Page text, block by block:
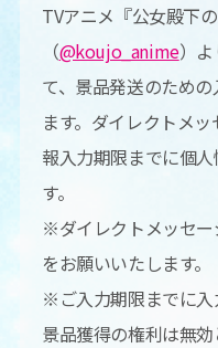
TVアニメ『公女殿下
（@koujo_anime）
て、景品発送のため
ます。ダイレクトメ
報入力期限までに個
す。
※ダイレクトメッセ
をお願いいたします。
※ご入力期限までに入
景品獲得の権利は無効